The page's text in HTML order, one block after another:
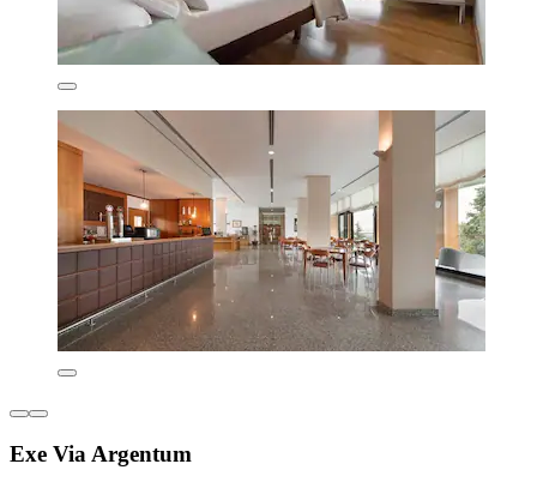
Exe Via Argentum